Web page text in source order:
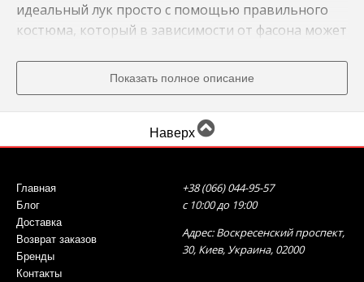
идеальный лук просто с помощью правильного
костюма, который в зависимости от фасона может
На сайте Mo-Woman вы найдете стильные женские
костюмы больших размеров, которые можно
надеть на торжественные мероприятия, важные
современная вариативность
Разнообразие моделей от современных
дизайнеров позволяет подобрать нарядные
костюмы для женщин больших размеров для
Показать полное описание
Наверх
Главная
Блог
Доставка
Возврат заказов
Бренды
Контакты
+38 (066) 044-95-57
с 10:00 до 19:00
Адрес: Воскресенский проспект,
30, Киев, Украина, 02000